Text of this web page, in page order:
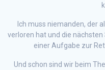
Ich muss niemanden, der
verloren hat und die
einer Aufgabe zur
Und schon sind wir beim